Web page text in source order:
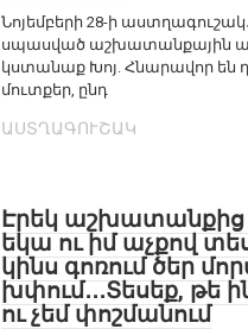
Նոյեմբերի 28-ի
սպասված աշխատանքային
կստանաք Խոյ. Հնարավոր են
մուտքեր, ընդ
ԱՍՏՂԱԳՈՒՇԱԿ
Էրեկ աշխատանքից
եկա ու իմ աչքով
կինս գոռում ծեր
խփում․․․Տեսեք, թե
ու չեմ փոշմանում